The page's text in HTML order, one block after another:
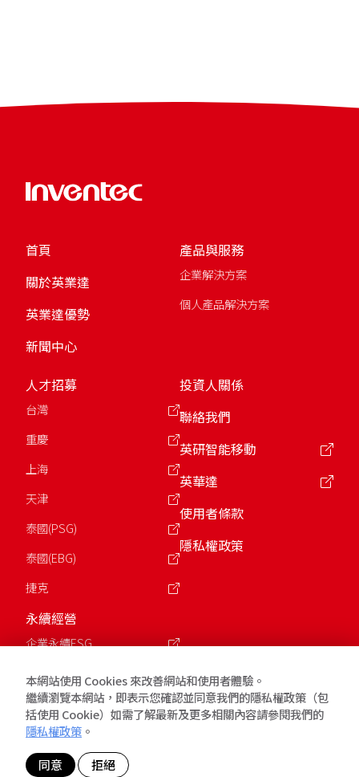
首頁
關於英業達
英業達優勢
新聞中心
產品與服務
企業解決方案
個人產品解決方案
人才招募
台灣
重慶
上海
天津
泰國(PSG)
泰國(EBG)
捷克
永續經營
企業永續ESG
公益慈善基金會
投資人關係
聯絡我們
英研智能移動
英華達
使用者條款
隱私權政策
版權所有 © 2026 英業達Inventec. 保留所有權利.
本網站使用 Cookies 來改善網站和使用者體驗。
繼續瀏覽本網站，即表示您確認並同意我們的隱私權政策（包
括使用 Cookie）如需了解最新及更多相關內容請參閱我們的
隱私權政策 。
同意
拒絕